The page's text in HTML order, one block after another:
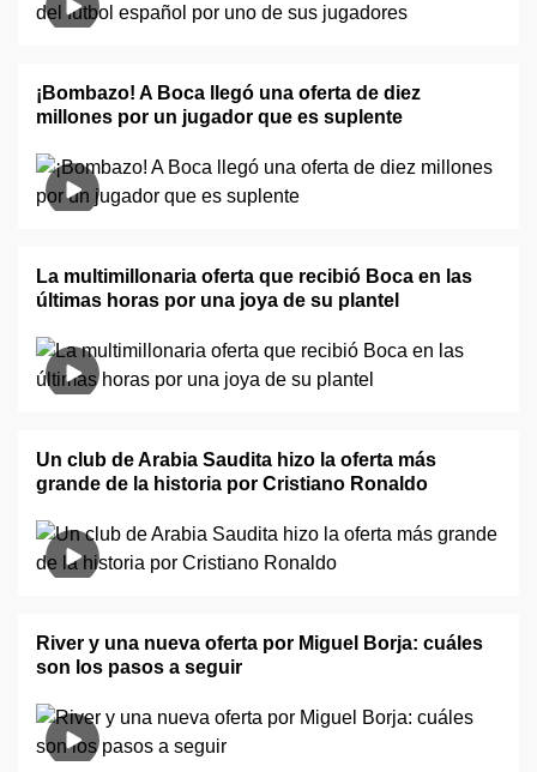
¡Bombazo! A Boca llegó una oferta de diez
millones por un jugador que es suplente
La multimillonaria oferta que recibió Boca en las
últimas horas por una joya de su plantel
Un club de Arabia Saudita hizo la oferta más
grande de la historia por Cristiano Ronaldo
River y una nueva oferta por Miguel Borja: cuáles
son los pasos a seguir